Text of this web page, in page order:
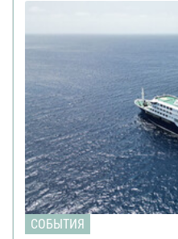
СОБЫТИЯ